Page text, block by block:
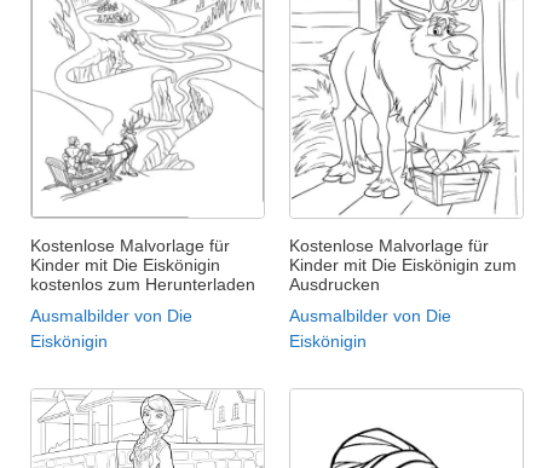
Kostenlose Malvorlage für
Kinder mit Die Eiskönigin
kostenlos zum Herunterladen
Ausmalbilder von Die
Eiskönigin
Kostenlose Malvorlage für
Kinder mit Die Eiskönigin zum
Ausdrucken
Ausmalbilder von Die
Eiskönigin